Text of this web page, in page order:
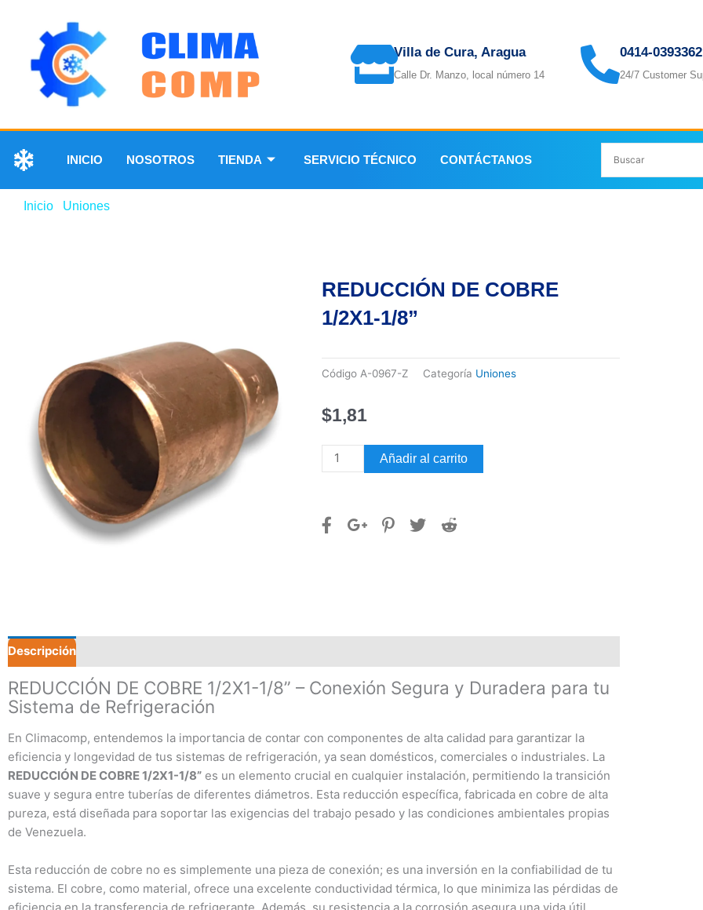
Villa de Cura, Aragua
Calle Dr. Manzo, local número 14
0414-0393362
24/7 Customer
INICIO NOSOTROS TIENDA SERVICIO TÉCNICO CONTÁCTANOS
Inicio Uniones
REDUCCIÓN DE COBRE
1/2X1-1/8”
Código A-0967-Z Categoría Uniones
$1,81
REDUCCIÓN
DE
1/8”
Añadir al carrito
Descripción
REDUCCIÓN DE COBRE 1/2X1-1/8” – Conexión Segura y Duradera para tu
Sistema de Refrigeración
En Climacomp, entendemos la importancia de contar con componentes de alta calidad para garantizar la
eficiencia y longevidad de tus sistemas de refrigeración, ya sean domésticos, comerciales o industriales. La
REDUCCIÓN DE COBRE 1/2X1-1/8” es un elemento crucial en cualquier instalación, permitiendo la transición
suave y segura entre tuberías de diferentes diámetros. Esta reducción específica, fabricada en cobre de alta
pureza, está diseñada para soportar las exigencias del trabajo pesado y las condiciones ambientales propias
de Venezuela.
Esta reducción de cobre no es simplemente una pieza de conexión; es una inversión en la confiabilidad de tu
sistema. El cobre, como material, ofrece una excelente conductividad térmica, lo que minimiza las pérdidas de
eficiencia en la transferencia de refrigerante. Además, su resistencia a la corrosión asegura una vida útil